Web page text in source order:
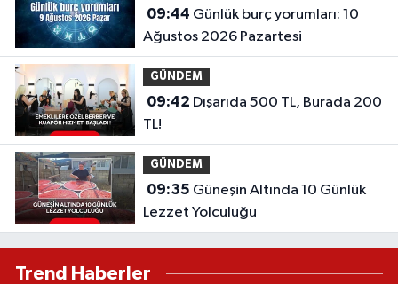
09:44
Ağustos 2026 Pazartesi
GÜNDEM
09:42
TL!
GÜNDEM
09:35
Lezzet Yolculuğu
Trend Haberler